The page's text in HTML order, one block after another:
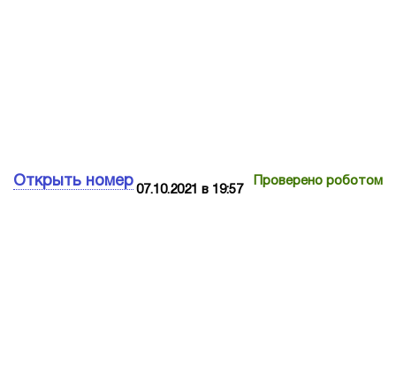
Открыть номер Проверено роботом
07.10.2021 в 19:57